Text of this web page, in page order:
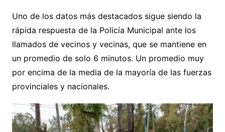
Uno de los datos más destacados sigue siendo la
rápida respuesta de la Policía Municipal ante los
llamados de vecinos y vecinas, que se mantiene en
un promedio de solo 6 minutos. Un promedio muy
por encima de la media de la mayoría de las fuerzas
provinciales y nacionales.